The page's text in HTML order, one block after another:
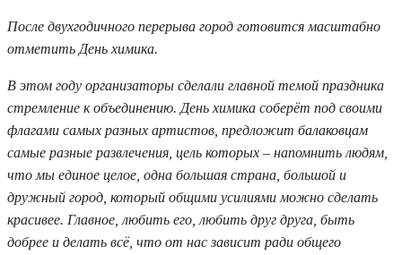
После двухгодичного перерыва город готовится масштабно
отметить День химика.
В этом году организаторы сделали главной темой праздника
стремление к объединению. День химика соберёт под своими
флагами самых разных артистов, предложит балаковцам
самые разные развлечения, цель которых – напомнить людям,
что мы единое целое, одна большая страна, большой и
дружный город, который общими усилиями можно сделать
красивее. Главное, любить его, любить друг друга, быть
добрее и делать всё, что от нас зависит ради общего